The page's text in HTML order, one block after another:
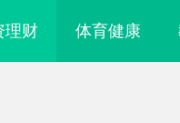
理财 体育健康